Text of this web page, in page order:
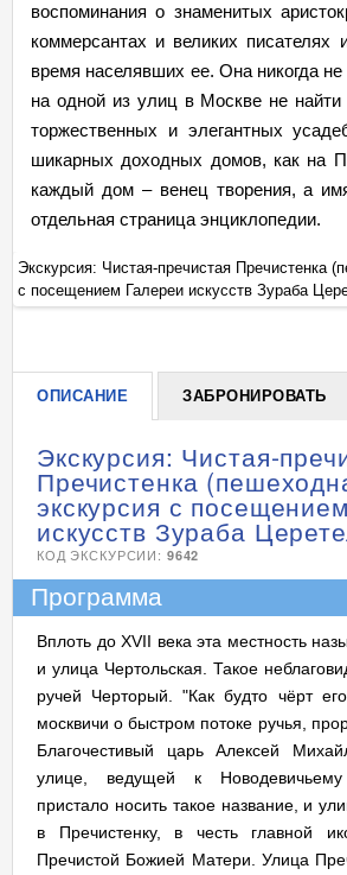
воспоминания о знаменитых
коммерсантах и великих писателях
время населявших ее. Она никогда
на одной из улиц в Москве не найти
торжественных и элегантных
шикарных доходных домов, как на
каждый дом – венец творения, а
отдельная страница энциклопедии.
Экскурсия: Чистая-пречистая Пречистенка
с посещением Галереи искусств Зураба
ОПИСАНИЕ ЗАБРОНИРОВАТЬ
Экскурсия: Чистая-
Пречистенка
экскурсия с
искусств Зураба
КОД ЭКСКУРСИИ: 9642
Программа
Вплоть до XVII века эта местность
и улица Чертольская. Такое
ручей Черторый. "Как будто чёрт
москвичи о быстром потоке ручья,
Благочестивый царь Алексей
улице, ведущей к
пристало носить такое название, и
в Пречистенку, в честь главной
Пречистой Божией Матери. Улица